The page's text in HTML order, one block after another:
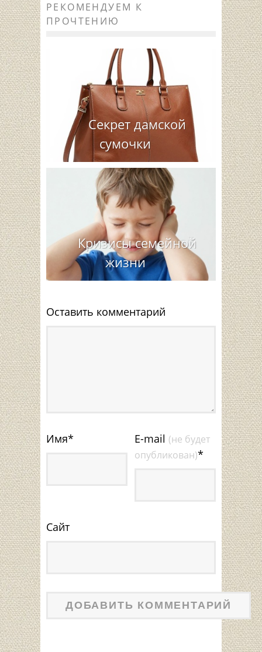
РЕКОМЕНДУЕМ К
ПРОЧТЕНИЮ
Секрет дамской
сумочки
Кризисы семейной
жизни
Оставить комментарий
Имя* E-mail (не будет
опубликован)*
Сайт